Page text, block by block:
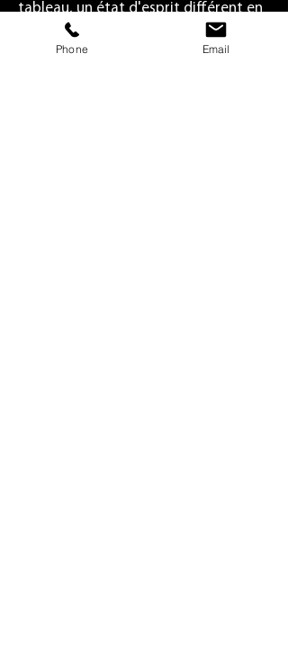
tableau, un état d'esprit différent en
utilisant une position différente et
une expression facile.
Phone Email